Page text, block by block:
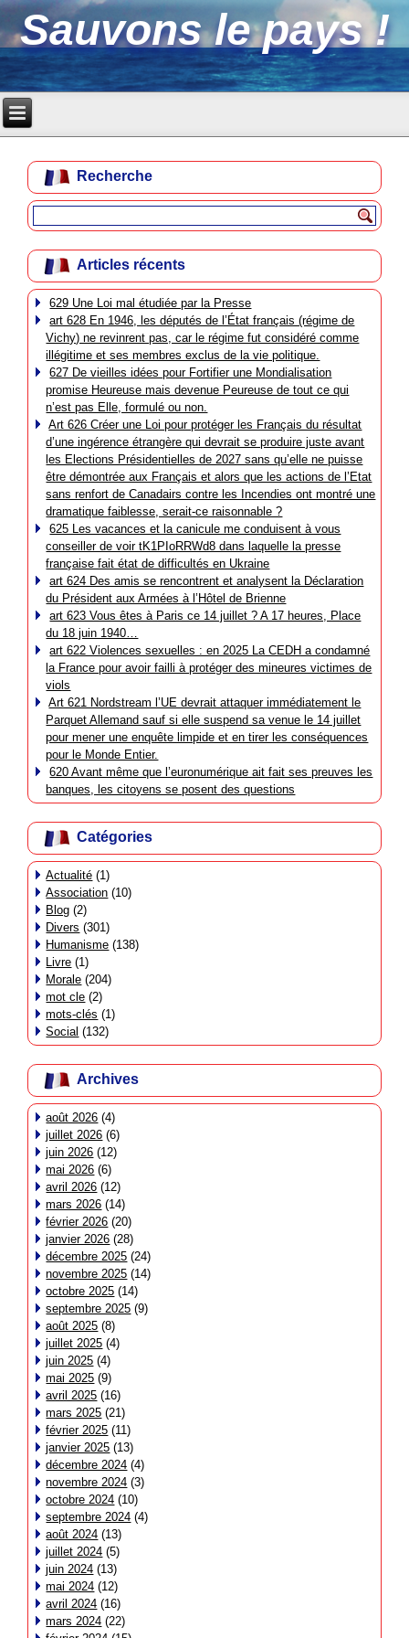
Sauvons le pays !
Recherche
Articles récents
629 Une Loi mal étudiée par la Presse
art 628 En 1946, les députés de l’État français (régime de
Vichy) ne revinrent pas, car le régime fut considéré comme
illégitime et ses membres exclus de la vie politique.
627 De vieilles idées pour Fortifier une Mondialisation
promise Heureuse mais devenue Peureuse de tout ce qui
n’est pas Elle, formulé ou non.
Art 626 Créer une Loi pour protéger les Français du résultat
d’une ingérence étrangère qui devrait se produire juste avant
les Elections Présidentielles de 2027 sans qu’elle ne puisse
être démontrée aux Français et alors que les actions de l’Etat
sans renfort de Canadairs contre les Incendies ont montré une
dramatique faiblesse, serait-ce raisonnable ?
625 Les vacances et la canicule me conduisent à vous
conseiller de voir tK1PIoRRWd8 dans laquelle la presse
française fait état de difficultés en Ukraine
art 624 Des amis se rencontrent et analysent la Déclaration
du Président aux Armées à l’Hôtel de Brienne
art 623 Vous êtes à Paris ce 14 juillet ? A 17 heures, Place
du 18 juin 1940…
art 622 Violences sexuelles : en 2025 La CEDH a condamné
la France pour avoir failli à protéger des mineures victimes de
viols
Art 621 Nordstream l’UE devrait attaquer immédiatement le
Parquet Allemand sauf si elle suspend sa venue le 14 juillet
pour mener une enquête limpide et en tirer les conséquences
pour le Monde Entier.
620 Avant même que l’euronumérique ait fait ses preuves les
banques, les citoyens se posent des questions
Catégories
Actualité (1)
Association (10)
Blog (2)
Divers (301)
Humanisme (138)
Livre (1)
Morale (204)
mot cle (2)
mots-clés (1)
Social (132)
Archives
août 2026 (4)
juillet 2026 (6)
juin 2026 (12)
mai 2026 (6)
avril 2026 (12)
mars 2026 (14)
février 2026 (20)
janvier 2026 (28)
décembre 2025 (24)
novembre 2025 (14)
octobre 2025 (14)
septembre 2025 (9)
août 2025 (8)
juillet 2025 (4)
juin 2025 (4)
mai 2025 (9)
avril 2025 (16)
mars 2025 (21)
février 2025 (11)
janvier 2025 (13)
décembre 2024 (4)
novembre 2024 (3)
octobre 2024 (10)
septembre 2024 (4)
août 2024 (13)
juillet 2024 (5)
juin 2024 (13)
mai 2024 (12)
avril 2024 (16)
mars 2024 (22)